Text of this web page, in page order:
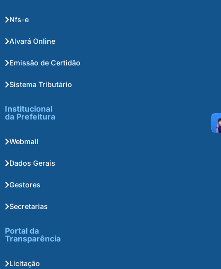
Nfs-e
Alvará Online
Emissão de Certidão
Sistema Tributário
Institucional
da Prefeitura
Webmail
Dados Gerais
Gestores
Secretarias
Portal da
Transparência
Licitação